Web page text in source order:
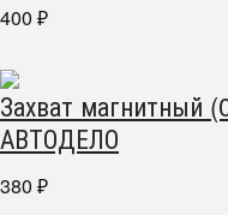
400 ₽
Захват магнитный
АВТОДЕЛО
380 ₽